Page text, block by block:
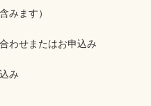
みます）
わせまたはお申込み
み